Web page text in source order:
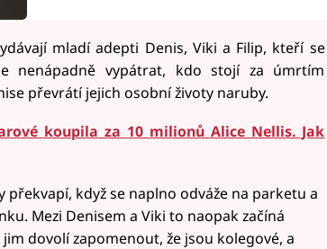
mladí adepti Denis, Viki a Filip, kteří se
nenápadně vypátrat, kdo stojí za úmrtím
převrátí jejich osobní životy naruby.
koupila za 10 milionů Alice Nellis. Jak
překvapí, když se naplno odváže na parketu a
Mezi Denisem a Viki to naopak začíná
dovolí zapomenout, že jsou kolegové, a